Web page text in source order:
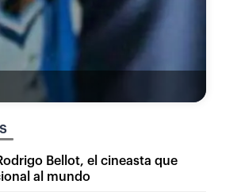
Bellot, el cineasta que
al mundo